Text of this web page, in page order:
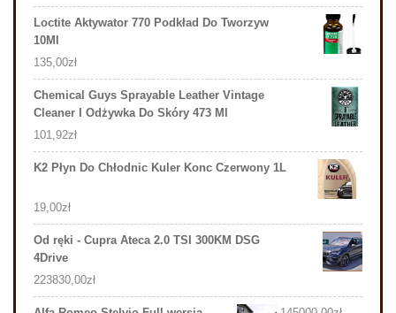
Loctite Aktywator 770 Podkład Do Tworzyw
10Ml
135,00zł
Chemical Guys Sprayable Leather Vintage
Cleaner I Odżywka Do Skóry 473 Ml
101,92zł
K2 Płyn Do Chłodnic Kuler Konc Czerwony 1L
19,00zł
Od ręki - Cupra Ateca 2.0 TSI 300KM DSG
4Drive
223830,00zł